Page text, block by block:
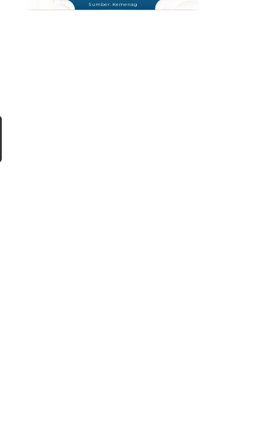
Sumber: Kemenag